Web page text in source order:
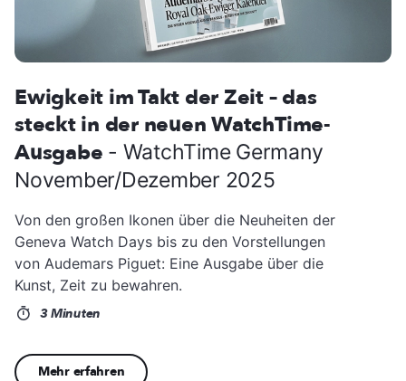
Ewigkeit im Takt der Zeit – das
steckt in der neuen WatchTime-
Ausgabe - WatchTime Germany
November/Dezember 2025
Von den großen Ikonen über die Neuheiten der
Geneva Watch Days bis zu den Vorstellungen
von Audemars Piguet: Eine Ausgabe über die
Kunst, Zeit zu bewahren.
3 Minuten
Mehr erfahren